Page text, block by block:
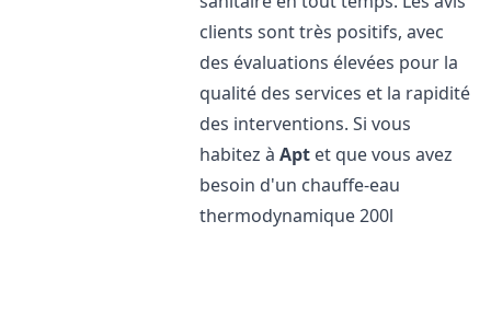
clients sont très positifs, avec
des évaluations élevées pour la
qualité des services et la rapidité
des interventions. Si vous
habitez àApt et que vous avez
besoin d'un chauffe-eau
thermodynamique 200l